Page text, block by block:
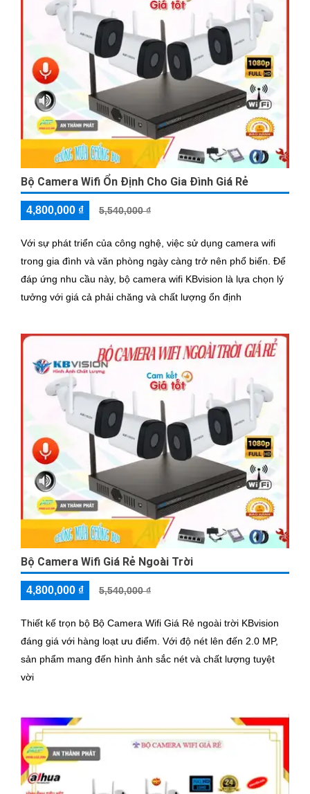
Bộ Camera Wifi Ổn Định Cho Gia Đình Giá Rẻ
4,800,000 ₫ 5,540,000 ₫
Với sự phát triển của công nghệ, việc sử dụng camera wifi
trong gia đình và văn phòng ngày càng trở nên phổ biến. Để
đáp ứng nhu cầu này, bộ camera wifi KBvision là lựa chọn lý
tưởng với giá cả phải chăng và chất lượng ổn định
Bộ Camera Wifi Giá Rẻ Ngoài Trời
4,800,000 ₫ 5,540,000 ₫
Thiết kế trọn bộ Bộ Camera Wifi Giá Rẻ ngoài trời KBvision
đáng giá với hàng loạt ưu điểm. Với độ nét lên đến 2.0 MP,
sản phẩm mang đến hình ảnh sắc nét và chất lượng tuyệt
vời